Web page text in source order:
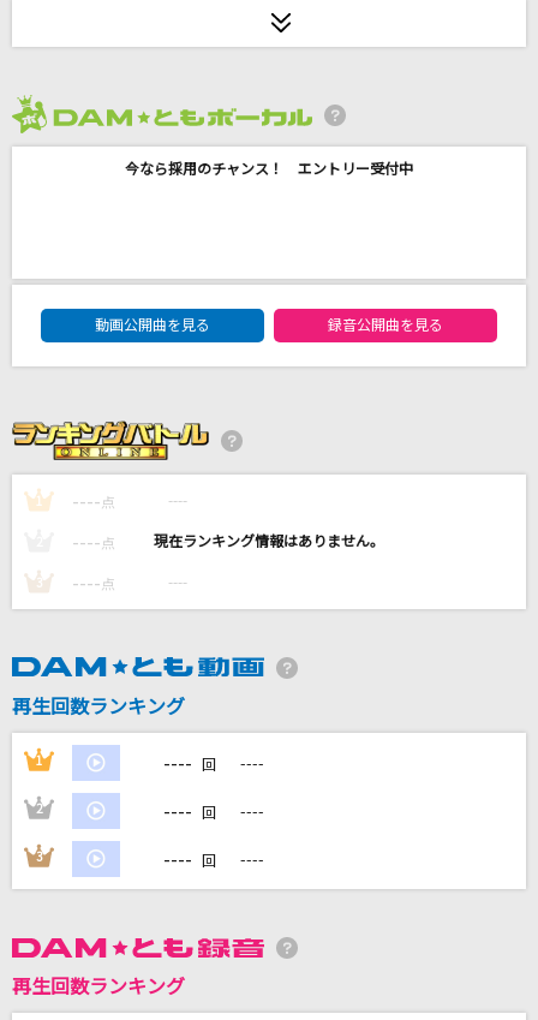
Flavor Of Life -Ballad Version-
宇多田ヒカル
key to my heart
夜の踊り子
烏(ビデオクリップバージョン)
幾望の月
なきゃむりゃ
[生音]メリールー
SIX LOUNGE
T.M.Revolution
カラオケ最新情報をチェック！
DAMに会員登録・ログインして
カラオケをもっと楽しもう！
今なら採用のチャンス！ エントリー受付中
DAM★ともボーカルエントリーランキング
動画公開曲を見る
録音公開曲を見る
1 ---- 点 ----
---- 点 ----
3 ---- 点 ----
再生回数ランキング
1 ---- 回 ----
2 ---- 回 ----
3 ---- 回 ----
再生回数ランキング